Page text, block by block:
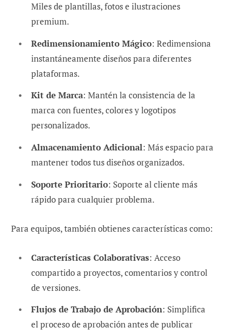
Miles de plantillas, fotos e ilustraciones
premium.
Redimensionamiento Mágico: Redimensiona
instantáneamente diseños para diferentes
plataformas.
Kit de Marca: Mantén la consistencia de la
marca con fuentes, colores y logotipos
personalizados.
Almacenamiento Adicional: Más espacio para
mantener todos tus diseños organizados.
Soporte Prioritario: Soporte al cliente más
rápido para cualquier problema.
Para equipos, también obtienes características como:
Características Colaborativas: Acceso
compartido a proyectos, comentarios y control
de versiones.
Flujos de Trabajo de Aprobación: Simplifica
el proceso de aprobación antes de publicar